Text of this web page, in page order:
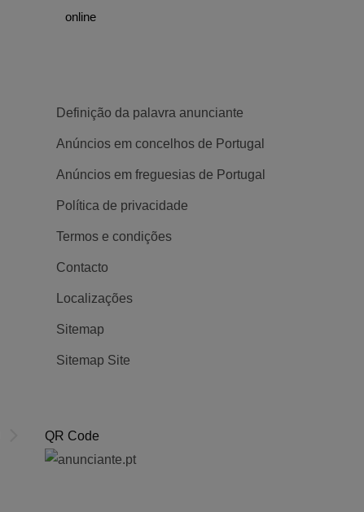
100 Demoras Transportes de
Posted 6 anos ago
Empresas e Serviços
online
Definição da palavra anunciante
Anúncios em concelhos de Portugal
Anúncios em freguesias de Portugal
Política de privacidade
Termos e condições
Contacto
Localizações
Sitemap
Sitemap Site
QR Code